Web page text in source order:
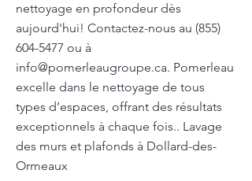
nettoyage en profondeur dès
aujourd'hui! Contactez-nous au (855)
604-5477 ou à
info@pomerleaugroupe.ca. Pomerleau
excelle dans le nettoyage de tous
types d’espaces, offrant des résultats
exceptionnels à chaque fois.. Lavage
des murs et plafonds à Dollard-des-
Ormeaux